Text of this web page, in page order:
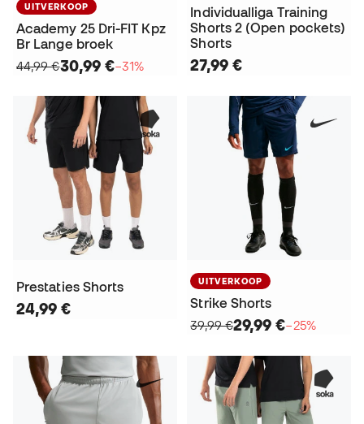
UITVERKOOP
Academy 25 Dri-FIT Kpz
Br Lange broek
44,99 €30,99 €−31%
Individualliga Training
Shorts 2 (Open pockets)
Shorts
27,99 €
Prestaties Shorts
24,99 €
UITVERKOOP
Strike Shorts
39,99 €29,99 €−25%